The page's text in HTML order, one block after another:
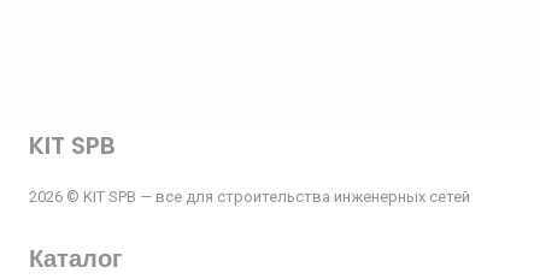
KIT SPB
2026 © KIT SPB — все для строительства инженерных сетей
Каталог